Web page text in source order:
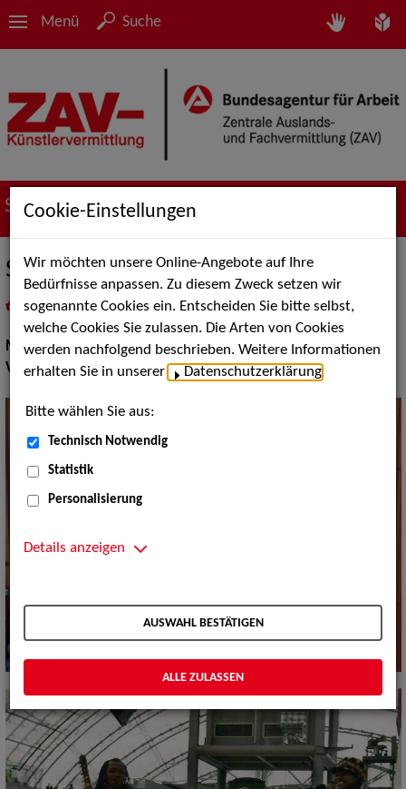
Menü Suche
Suche nach Künstler*innen
Sam & Reggae Manding Band
als PDF speichern
inMeine Merklistelegen
Musik:Volksmusik und Intern. Folklore
Volksmusik Internationale Folklore:Afrika
Cookie-Einstellungen
Wir möchten unsere Online-Angebote auf Ihre
Bedürfnisse anpassen. Zu diesem Zweck setzen wir
sogenannte Cookies ein. Entscheiden Sie bitte selbst,
welche Cookies Sie zulassen. Die Arten von Cookies
werden nachfolgend beschrieben. Weitere Informationen
erhalten Sie in unserer
Datenschutzerklärung
Bitte wählen Sie aus:
Technisch Notwendig
Statistik
Personalisierung
Details anzeigen
AUSWAHL BESTÄTIGEN
ALLE ZULASSEN